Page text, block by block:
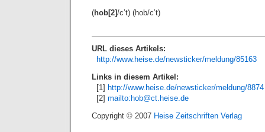
(hob[2]/c’t) (hob/c’t)
URL dieses Artikels:
http://www.heise.de/newsticker/meldung/85163
Links in diesem Artikel:
[1] http://www.heise.de/newsticker/meldung/8874
[2] mailto:hob@ct.heise.de
Copyright © 2007 Heise Zeitschriften Verlag